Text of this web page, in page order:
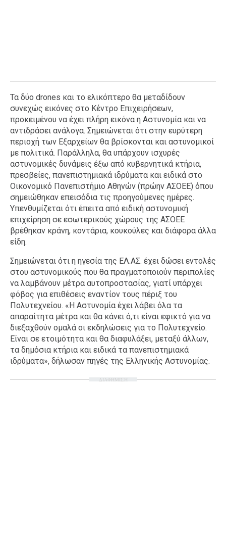
Τα δύο drones και το ελικόπτερο θα μεταδίδουν
συνεχώς εικόνες στο Κέντρο Επιχειρήσεων,
προκειμένου να έχει πλήρη εικόνα η Αστυνομία και να
αντιδράσει ανάλογα. Σημειώνεται ότι στην ευρύτερη
περιοχή των Εξαρχείων θα βρίσκονται και αστυνομικοί
με πολιτικά. Παράλληλα, θα υπάρχουν ισχυρές
αστυνομικές δυνάμεις έξω από κυβερνητικά κτήρια,
πρεσβείες, πανεπιστημιακά ιδρύματα και ειδικά στο
Οικονομικό Πανεπιστήμιο Αθηνών (πρώην ΑΣΟΕΕ) όπου
σημειώθηκαν επεισόδια τις προηγούμενες ημέρες.
Υπενθυμίζεται ότι έπειτα από ειδική αστυνομική
επιχείρηση σε εσωτερικούς χώρους της ΑΣΟΕΕ
βρέθηκαν κράνη, κοντάρια, κουκούλες και διάφορα άλλα
είδη.
Σημειώνεται ότι η ηγεσία της ΕΛ.ΑΣ. έχει δώσει εντολές
στου αστυνομικούς που θα πραγματοποιούν περιπολίες
να λαμβάνουν μέτρα αυτοπροστασίας, γιατί υπάρχει
φόβος για επιθέσεις εναντίον τους πέριξ του
Πολυτεχνείου. «Η Αστυνομία έχει λάβει όλα τα
απαραίτητα μέτρα και θα κάνει ό,τι είναι εφικτό για να
διεξαχθούν ομαλά οι εκδηλώσεις για το Πολυτεχνείο.
Είναι σε ετοιμότητα και θα διαφυλάξει, μεταξύ άλλων,
τα δημόσια κτήρια και ειδικά τα πανεπιστημιακά
ιδρύματα», δήλωσαν πηγές της Ελληνικής Αστυνομίας.
ΔΙΑΦΗΜΙΣΗ